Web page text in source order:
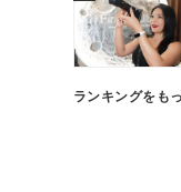
ランキングをも